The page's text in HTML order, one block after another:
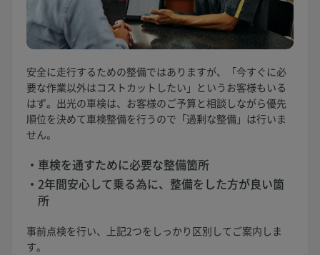
安全に走行するための整備ではありますが、「今すぐに必
要な作業以外はコストカットしたい」というお客様もいる
はず。出光の車検は、お客様のご予算と相談しながら優先
順位を決めて車検整備を行うので「過剰な整備」は行いま
せん。
車検を通すために必要な整備箇所
2年間安心して乗る為に、整備をした方が良い箇
所
事前点検を行い、上記2つをしっかり区別してご案内しま
す。